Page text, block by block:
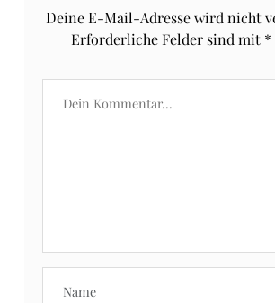
Deine E-Mail-Adresse wird nicht
Erforderliche Felder sind mit *